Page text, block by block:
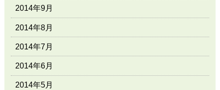
2014年9月
2014年8月
2014年7月
2014年6月
2014年5月